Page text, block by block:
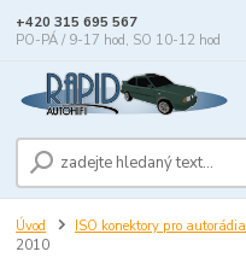
+420 315 695 567
PO-PÁ / 9-17 hod, SO 10-12 hod
Úvod ISO konektory pro autorádia
2010